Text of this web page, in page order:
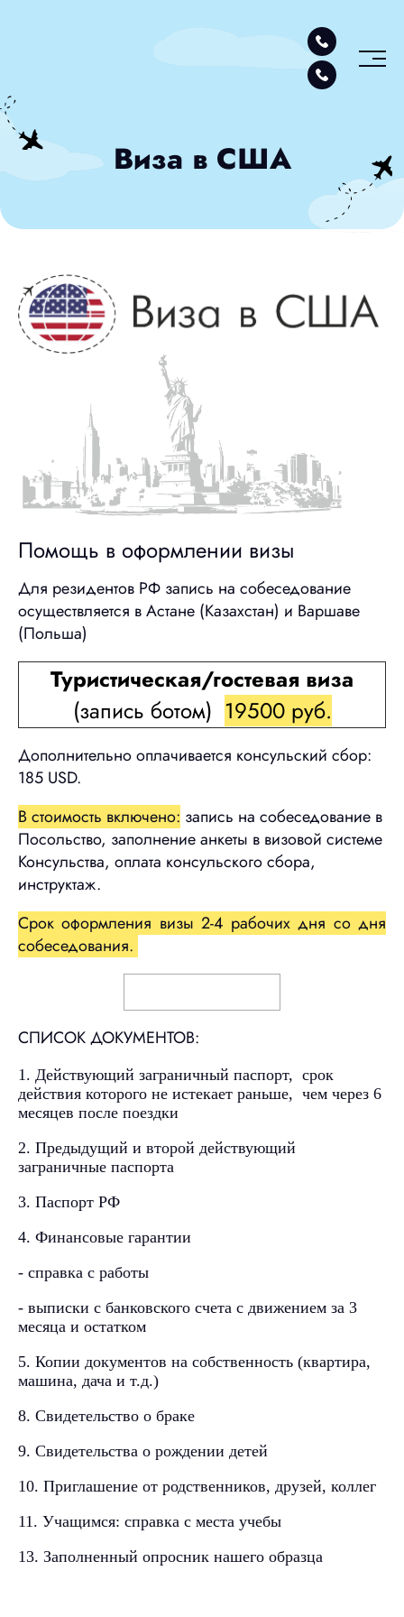
Виза в США
Помощь в оформлении визы
Для резидентов РФ запись на собеседование
осуществляется в Астане (Казахстан) и Варшаве
(Польша)
Туристическая/гостевая виза
(запись ботом) 19500 руб.
Дополнительно оплачивается консульский сбор:
185 USD.
В стоимость включено: запись на собеседование в
Посольство, заполнение анкеты в визовой системе
Консульства, оплата консульского сбора,
инструктаж.
Срок оформления визы 2-4 рабочих дня со дня
собеседования.
СПИСОК ДОКУМЕНТОВ:
1. Действующий заграничный паспорт, срок
действия которого не истекает раньше, чем через 6
месяцев после поездки
2. Предыдущий и второй действующий
заграничные паспорта
3. Паспорт РФ
4. Финансовые гарантии
- справка с работы
- выписки с банковского счета с движением за 3
месяца и остатком
5. Копии документов на собственность (квартира,
машина, дача и т.д.)
8. Свидетельство о браке
9. Свидетельства о рождении детей
10. Приглашение от родственников, друзей, коллег
11. Учащимся: справка с места учебы
13. Заполненный опросник нашего образца